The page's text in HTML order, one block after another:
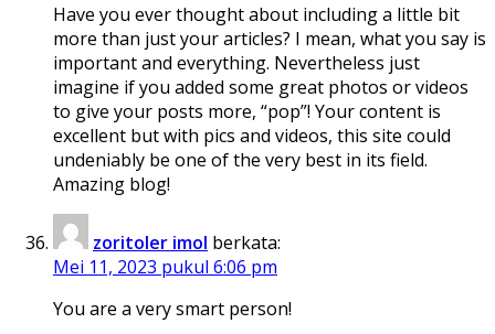
Have you ever thought about including a little bit
more than just your articles? I mean, what you say is
important and everything. Nevertheless just
imagine if you added some great photos or videos
to give your posts more, “pop”! Your content is
excellent but with pics and videos, this site could
undeniably be one of the very best in its field.
Amazing blog!
zoritoler imol berkata:
Mei 11, 2023 pukul 6:06 pm
You are a very smart person!